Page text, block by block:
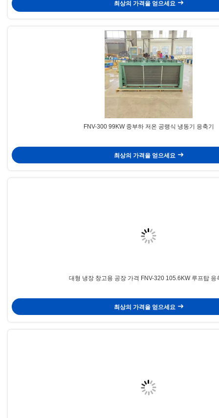
최상의 가격을 얻으세요
FNV-300 99KW 중부하 저온 공랭식 냉동기 응축기
최상의 가격을 얻으세요
대형 냉장 창고용 공장 가격 FNV-320 105.6KW 루프탑 응
최상의 가격을 얻으세요